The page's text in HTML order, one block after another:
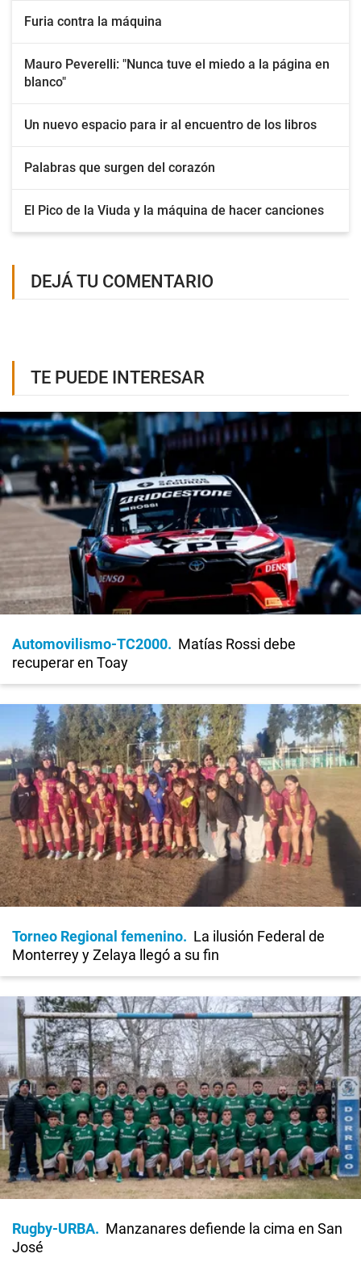
Furia contra la máquina
Mauro Peverelli: "Nunca tuve el miedo a la página en
blanco"
Un nuevo espacio para ir al encuentro de los libros
Palabras que surgen del corazón
El Pico de la Viuda y la máquina de hacer canciones
DEJÁ TU COMENTARIO
TE PUEDE INTERESAR
Automovilismo-TC2000
Matías Rossi debe
recuperar en Toay
Torneo Regional femenino
La ilusión Federal de
Monterrey y Zelaya llegó a su fin
Rugby-URBA
Manzanares defiende la cima en San
José